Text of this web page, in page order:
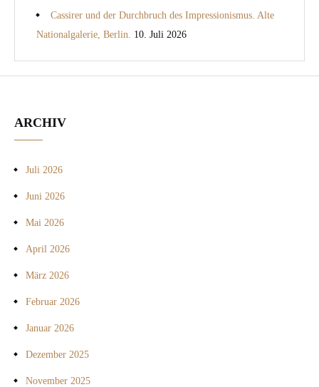
Cassirer und der Durchbruch des Impressionismus. Alte
Nationalgalerie, Berlin. 10. Juli 2026
ARCHIV
Juli 2026
Juni 2026
Mai 2026
April 2026
März 2026
Februar 2026
Januar 2026
Dezember 2025
November 2025